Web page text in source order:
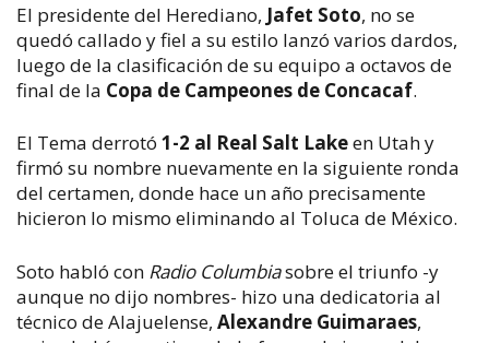
El presidente del Herediano, Jafet Soto, no se
quedó callado y fiel a su estilo lanzó varios dardos,
luego de la clasificación de su equipo a octavos de
final de la Copa de Campeones de Concacaf.
El Tema derrotó 1-2 al Real Salt Lakeen Utah y
firmó su nombre nuevamente en la siguiente ronda
del certamen, donde hace un año precisamente
hicieron lo mismo eliminando al Toluca de México.
Soto habló con Radio Columbiasobre el triunfo -y
aunque no dijo nombres- hizo una dedicatoria al
técnico de Alajuelense, Alexandre Guimaraes,